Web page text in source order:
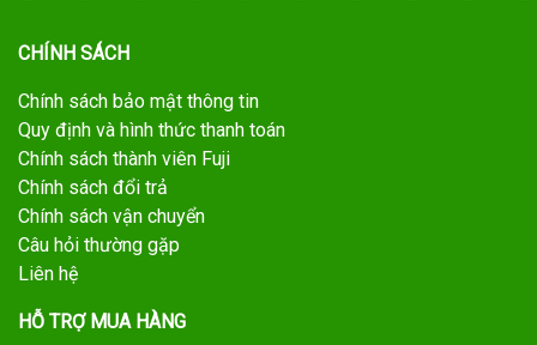
CHÍNH SÁCH
Chính sách bảo mật thông tin
Quy định và hình thức thanh toán
Chính sách thành viên Fuji
Chính sách đổi trả
Chính sách vận chuyển
Câu hỏi thường gặp
Liên hệ
HỖ TRỢ MUA HÀNG